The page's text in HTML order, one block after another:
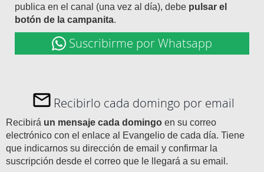
publica en el canal (una vez al día), debe pulsar el
botón de la campanita.
Suscribirme por Whatsapp
Recibirlo cada domingo por email
Recibirá un mensaje cada domingo en su correo
electrónico con el enlace al Evangelio de cada día. Tiene
que indicarnos su dirección de email y confirmar la
suscripción desde el correo que le llegará a su email.